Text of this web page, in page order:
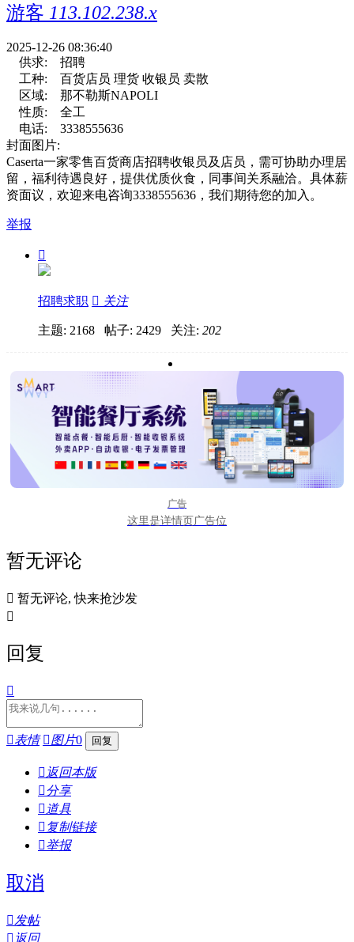
游客 113.102.238.x
2025-12-26 08:36:40
供求:
招聘
工种:
百货店员 理货 收银员 卖散
区域:
那不勒斯NAPOLI
性质:
全工
电话:
3338555636
封面图片:
Caserta一家零售百货商店招聘收银员及店员，需可协助办理居
留，福利待遇良好，提供优质伙食，同事间关系融洽。具体薪
资面议，欢迎来电咨询3338555636，我们期待您的加入。
举报

招聘求职  关注
主题: 2168 帖子: 2429 关注: 202
广告
这里是详情页广告位
暂无评论
 暂无评论, 快来抢沙发

回复

表情 图片0
 返回本版
分享
 道具
 复制链接
举报
取消
发帖
 返回